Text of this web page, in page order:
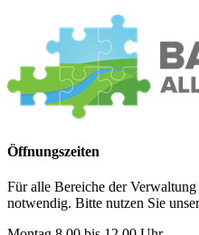
Öffnungszeiten
Für alle Bereiche der Verwaltung
notwendig. Bitte nutzen Sie